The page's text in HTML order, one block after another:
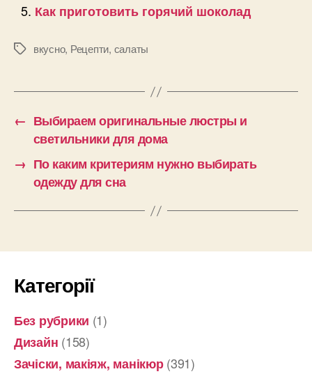
Как приготовить горячий шоколад
Позначки
вкусно, Рецепти, салаты
← Выбираем оригинальные люстры и
светильники для дома
→ По каким критериям нужно выбирать
одежду для сна
Категорії
Без рубрики (1)
Дизайн (158)
Зачіски, макіяж, манікюр(391)